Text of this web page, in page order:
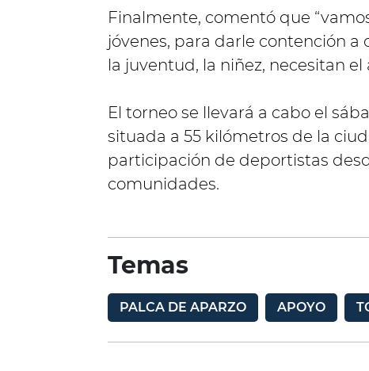
Finalmente, comentó que
jóvenes, para darle contención
la juventud, la niñez, necesitan
El torneo se llevará a cabo el
situada a 55 kilómetros de la
participación de deportistas
comunidades.
Temas
PALCA DE APARZO APOYO